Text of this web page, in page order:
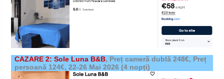
CAZARE 2: Sole Luna B&B, Preț cameră dublă 248€, Preț
persoană 124€, 22-26 Mai 2026(4 nopți)